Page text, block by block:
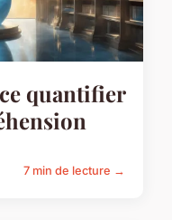
quantifier
7 min de lecture →